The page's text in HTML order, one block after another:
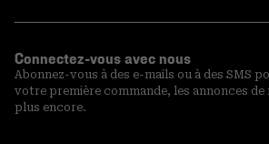
Connectez-vous avec nous
Abonnez-vous à des e-mails ou à des SMS
votre première commande, les annonces
plus encore.